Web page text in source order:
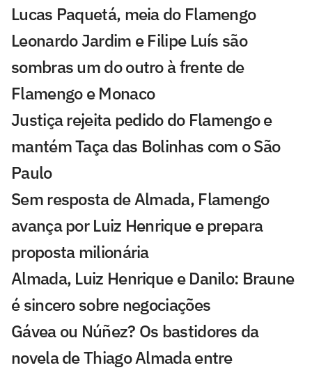
Lucas Paquetá, meia do Flamengo
Leonardo Jardim e Filipe Luís são
sombras um do outro à frente de
Flamengo e Monaco
Justiça rejeita pedido do Flamengo e
mantém Taça das Bolinhas com o São
Paulo
Sem resposta de Almada, Flamengo
avança por Luiz Henrique e prepara
proposta milionária
Almada, Luiz Henrique e Danilo: Braune
é sincero sobre negociações
Gávea ou Núñez? Os bastidores da
novela de Thiago Almada entre